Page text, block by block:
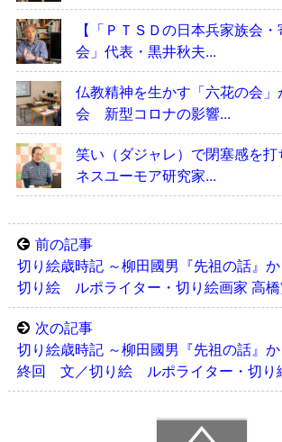
【「ＰＴＳＤの日本兵家族会
会」代表・黒井秋夫...
仏教精神を生かす「六花の会」
会 新型コロナの影響...
笑い（ダジャレ）で閉塞感を
ネスユーモア研究家...
前の記事
切り絵歳時記 ～柳田國男『先祖の話』
切り絵 ルポライター・切り絵画家 高
次の記事
切り絵歳時記 ～柳田國男『先祖の話
終回 文／切り絵 ルポライター・切り